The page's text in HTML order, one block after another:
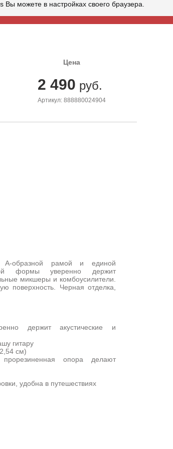
можете в настройках своего браузера.
Цена
2 490 руб.
Артикул: 888880024904
A-образной рамой и единой
формы уверенно держит
микшеры и комбоусилители.
поверхность. Черная отделка,
держит акустические и
гитару
см)
опора делают
удобна в путешествиях